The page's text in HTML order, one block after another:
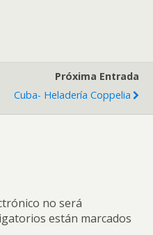
Próxima Entrada
Cuba- Heladería Coppelia
no será
están marcados